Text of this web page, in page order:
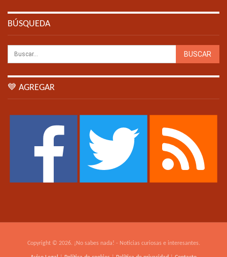
BÚSQUEDA
💙 AGREGAR
Copyright © 2026. ¡No sabes nada! - Noticias curiosas e interesantes.